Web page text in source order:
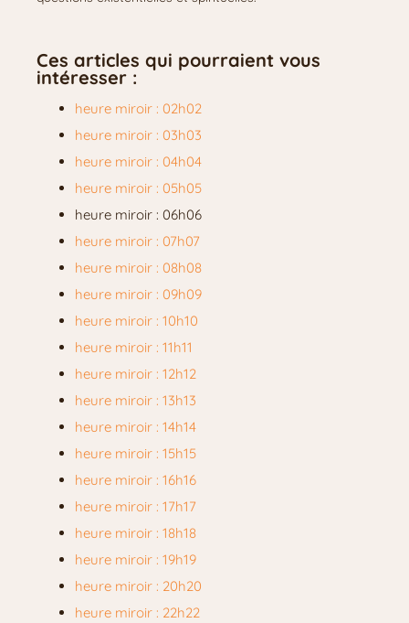
Ces articles qui pourraient vous
intéresser :
heure miroir : 02h02
heure miroir : 03h03
heure miroir : 04h04
heure miroir : 05h05
heure miroir : 06h06
heure miroir : 07h07
heure miroir : 08h08
heure miroir : 09h09
heure miroir : 10h10
heure miroir : 11h11
heure miroir : 12h12
heure miroir : 13h13
heure miroir : 14h14
heure miroir : 15h15
heure miroir : 16h16
heure miroir : 17h17
heure miroir : 18h18
heure miroir : 19h19
heure miroir : 20h20
heure miroir : 22h22